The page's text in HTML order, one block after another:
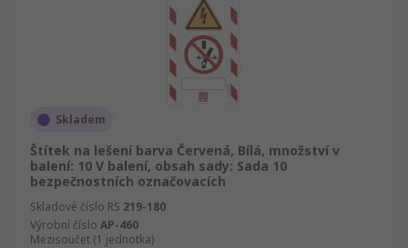
Skladem
Štítek na lešení barva Červená, Bílá, množství v
balení: 10 V balení, obsah sady: Sada 10
bezpečnostních označovacích
Skladové číslo RS 219-180
Výrobní číslo AP-460
Mezisoučet (1 jednotka)